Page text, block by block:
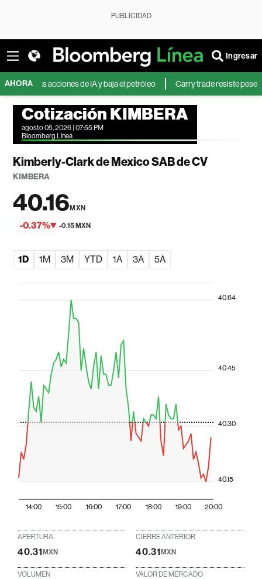
PUBLICIDAD
Ingresar
AHORA
las acciones de IA y baja el petróleo Carry trade resiste pese a la
Cotización KIMBERA
agosto 05, 2026 | 07:55 PM
Bloomberg Línea
Kimberly-Clark de Mexico SAB de CV
KIMBERA
40.16MXN
-0.37% -0.15 MXN
1D 1M 3M YTD 1A 3A 5A
14:00 15:00 16:00 17:00 18:00 19:00 20:00
40.15
40.30
40.45
40.64
APERTURA
40.31MXN
CIERRE ANTERIOR
40.31MXN
VOLUMEN VALOR DE MERCADO